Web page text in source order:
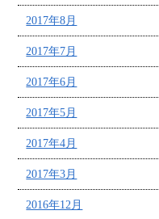
2017年8月
2017年7月
2017年6月
2017年5月
2017年4月
2017年3月
2016年12月